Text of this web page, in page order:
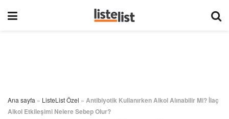
Ana sayfa » ListeList Özel » Antibiyotik Kullanırken Alkol Alınabilir Mi? İlaç
Alkol Etkileşimi Nelere Sebep Olur?